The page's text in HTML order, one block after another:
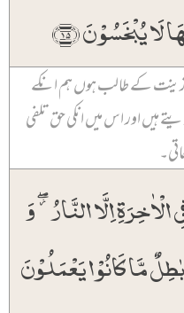
یُبۡخَسُوۡنَ ﴿۱۵﴾
و زینت کے طالب ہوں ہم انکے
ہیں اور اس میں انکی حق تلفی
اِلَّا النَّارُ ۫ۖ وَ
مَّا کَانُوۡا یَعۡمَلُوۡنَ